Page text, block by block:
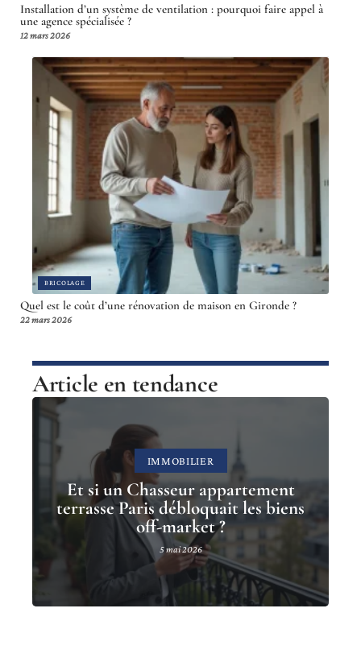
Installation d’un système de ventilation : pourquoi faire appel à
une agence spécialisée ?
12 mars 2026
BRICOLAGE
Quel est le coût d’une rénovation de maison en Gironde ?
22 mars 2026
Article en tendance
IMMOBILIER
Et si un Chasseur appartement
terrasse Paris débloquait les biens
off-market ?
5 mai 2026